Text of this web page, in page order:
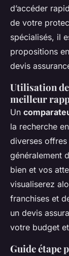
d’accéder
de votre
spécialisés, il
propositions
devis
Utilisation
meilleur
Un
la recherche
diverses
généralement
bien et vos
visualiserez
franchises et
un devis
votre budget
Guide étape